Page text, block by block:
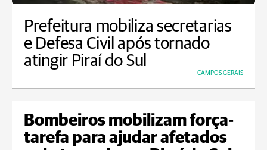
Prefeitura mobiliza secretarias
e Defesa Civil após tornado
atingir Piraí do Sul
CAMPOS GERAIS
Bombeiros mobilizam força-
tarefa para ajudar afetados